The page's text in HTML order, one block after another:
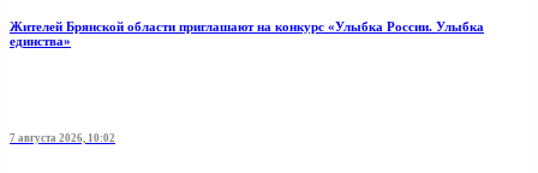
Жителей Брянской области приглашают на конкурс «Улыбка России. Улыбка
единства»
7 августа 2026, 10:02